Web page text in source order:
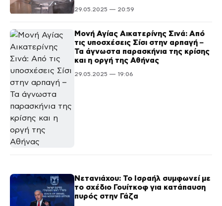
29.05.2025 — 20:59
Μονή Αγίας Αικατερίνης Σινά: Από
τις υποσχέσεις Σίσι στην αρπαγή –
Τα άγνωστα παρασκήνια της κρίσης
και η οργή της Αθήνας
29.05.2025 — 19:06
Νετανιάχου: Το Ισραήλ συμφωνεί με
το σχέδιο Γουίτκοφ για κατάπαυση
πυρός στην Γάζα